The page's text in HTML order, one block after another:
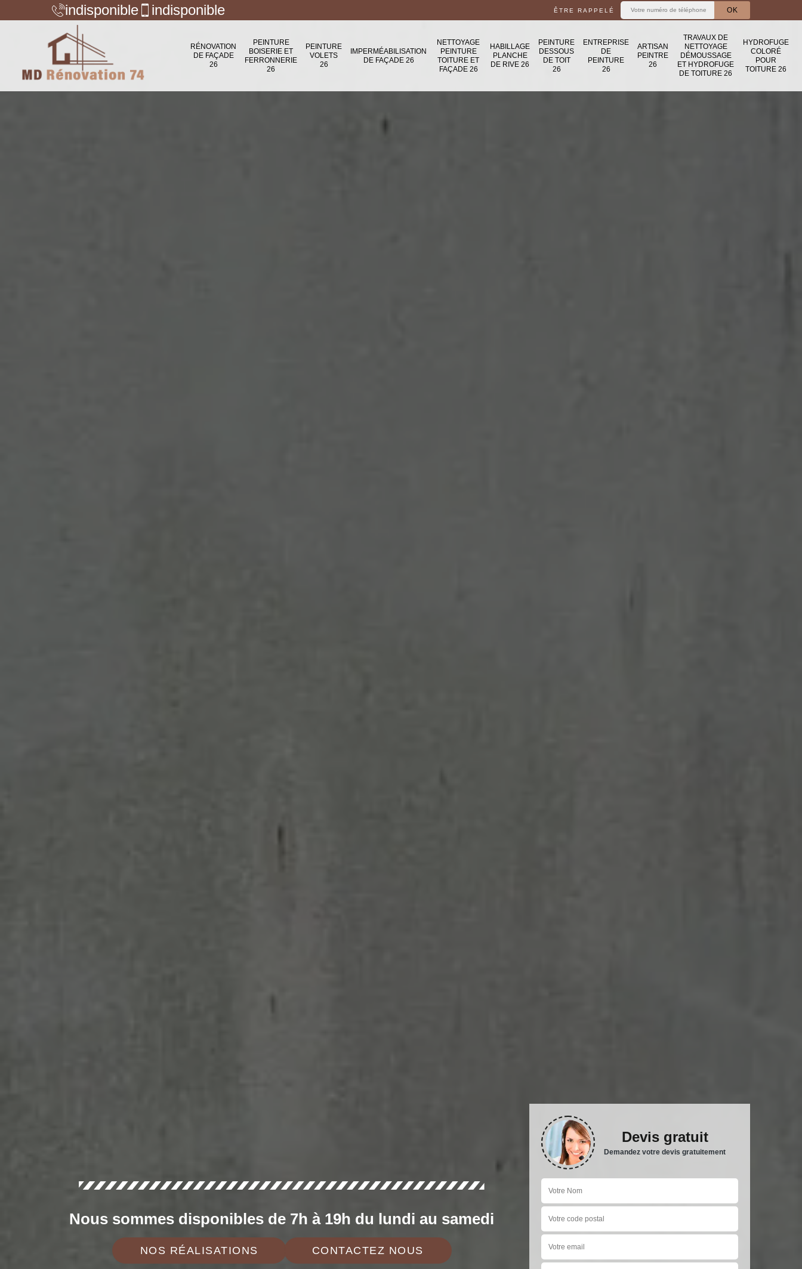
indisponible indisponible ÊTRE RAPPELÉ
RÉNOVATION
DE FAÇADE
26
PEINTURE
BOISERIE ET
FERRONNERIE
26
PEINTURE
VOLETS
26
IMPERMÉABILISATION
DE FAÇADE 26
NETTOYAGE
PEINTURE
TOITURE ET
FAÇADE 26
HABILLAGE
PLANCHE
DE RIVE 26
PEINTURE
DESSOUS
DE TOIT
26
ENTREPRISE
DE
PEINTURE
26
ARTISAN
PEINTRE
26
TRAVAUX DE
NETTOYAGE
DÉMOUSSAGE
ET HYDROFUGE
DE TOITURE 26
HYDROFUGE
COLORÉ
POUR
TOITURE 26
Nous sommes disponibles de 7h à 19h du lundi au samedi
NOS RÉALISATIONS CONTACTEZ NOUS
Devis gratuit
Demandez votre devis gratuitement